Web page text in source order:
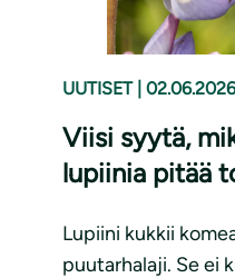
UUTISET 02.06.2026
Viisi syytä,
lupiinia pitää
Lupiini kukkii
puutarhalaji. Se ei